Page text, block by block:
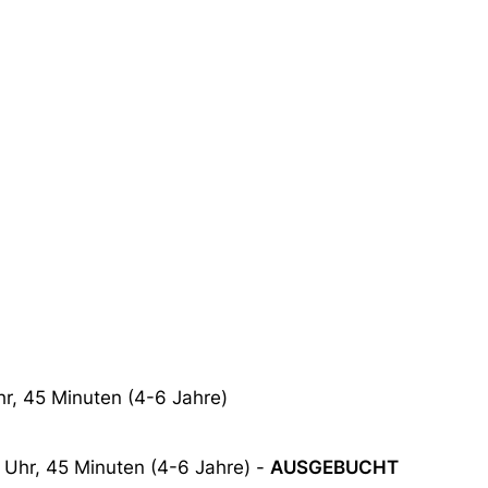
45 Minuten (4-6 Jahre)
45 Minuten (4-6 Jahre) - AUSGEBUCHT